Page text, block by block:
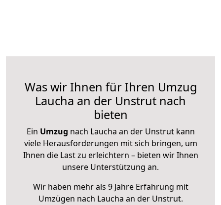
Was wir Ihnen für Ihren Umzug
Laucha an der Unstrut nach
bieten
Ein Umzug nach Laucha an der Unstrut kann
viele Herausforderungen mit sich bringen, um
Ihnen die Last zu erleichtern – bieten wir Ihnen
unsere Unterstützung an.
Wir haben mehr als 9 Jahre Erfahrung mit
Umzügen nach Laucha an der Unstrut.